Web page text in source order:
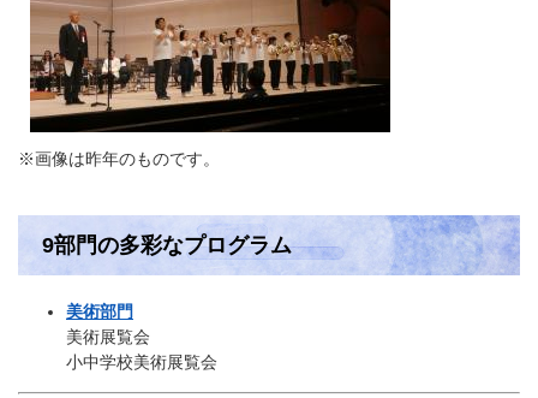
※画像は昨年のものです。
9部門の多彩なプログラム
美術部門
美術展覧会
小中学校美術展覧会